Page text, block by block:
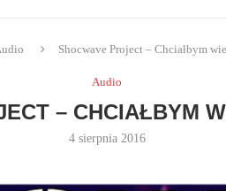
Shocwave Project – Chciałbym
Audio
– CHCIAŁBYM
4 sierpnia 2016